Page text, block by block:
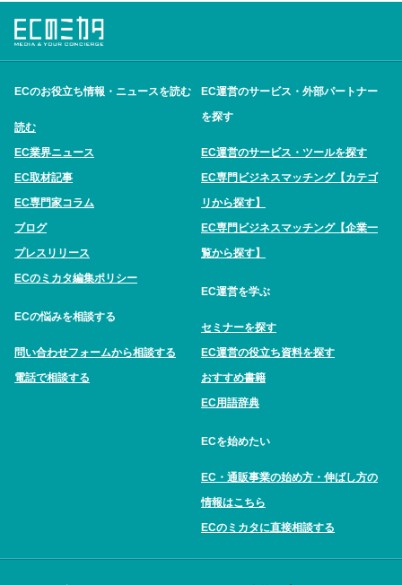
ECのお役立ち情報・ニュースを読む
読む
EC業界ニュース
EC取材記事
EC専門家コラム
ブログ
プレスリリース
ECのミカタ編集ポリシー
ECの悩みを相談する
問い合わせフォームから相談する
電話で相談する
EC運営のサービス・外部パートナー
を探す
EC運営のサービス・ツールを探す
EC専門ビジネスマッチング【カテゴ
リから探す】
EC専門ビジネスマッチング【企業一
覧から探す】
EC運営を学ぶ
セミナーを探す
EC運営の役立ち資料を探す
おすすめ書籍
EC用語辞典
ECを始めたい
EC・通販事業の始め方・伸ばし方の
情報はこちら
ECのミカタに直接相談する